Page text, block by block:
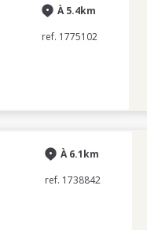
À 5.4km
ref. 1775102
À 6.1km
ref. 1738842